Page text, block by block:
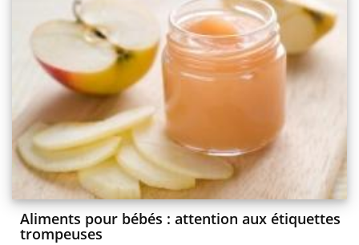
Aliments pour bébés : attention aux étiquettes
trompeuses